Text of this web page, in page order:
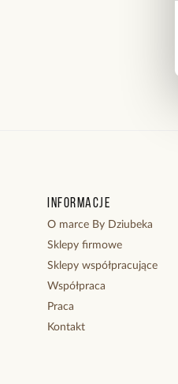
Informacje
O marce By Dziubeka
Sklepy firmowe
Sklepy współpracujące
Współpraca
Praca
Kontakt